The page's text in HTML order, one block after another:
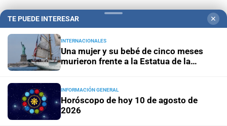
Campolitoral
Podcasts Mirador Provincial VivíMejor SF
Notife Educacion SF
TE PUEDE INTERESAR ✕
INTERNACIONALES
Una mujer y su bebé de cinco meses
murieron frente a la Estatua de la
INFORMACIÓN GENERAL
Horóscopo de hoy 10 de agosto de
2026